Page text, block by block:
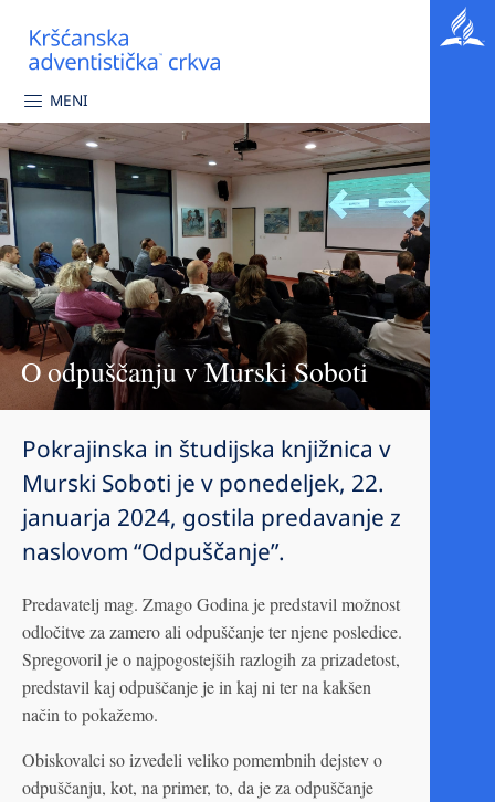
MENI
O odpuščanju v Murski Soboti
Pokrajinska in študijska knjižnica v
Murski Soboti je v ponedeljek, 22.
januarja 2024, gostila predavanje z
naslovom “Odpuščanje”.
Predavatelj mag. Zmago Godina je predstavil možnost
odločitve za zamero ali odpuščanje ter njene posledice.
Spregovoril je o najpogostejših razlogih za prizadetost,
predstavil kaj odpuščanje je in kaj ni ter na kakšen
način to pokažemo.
Obiskovalci so izvedeli veliko pomembnih dejstev o
odpuščanju, kot, na primer, to, da je za odpuščanje